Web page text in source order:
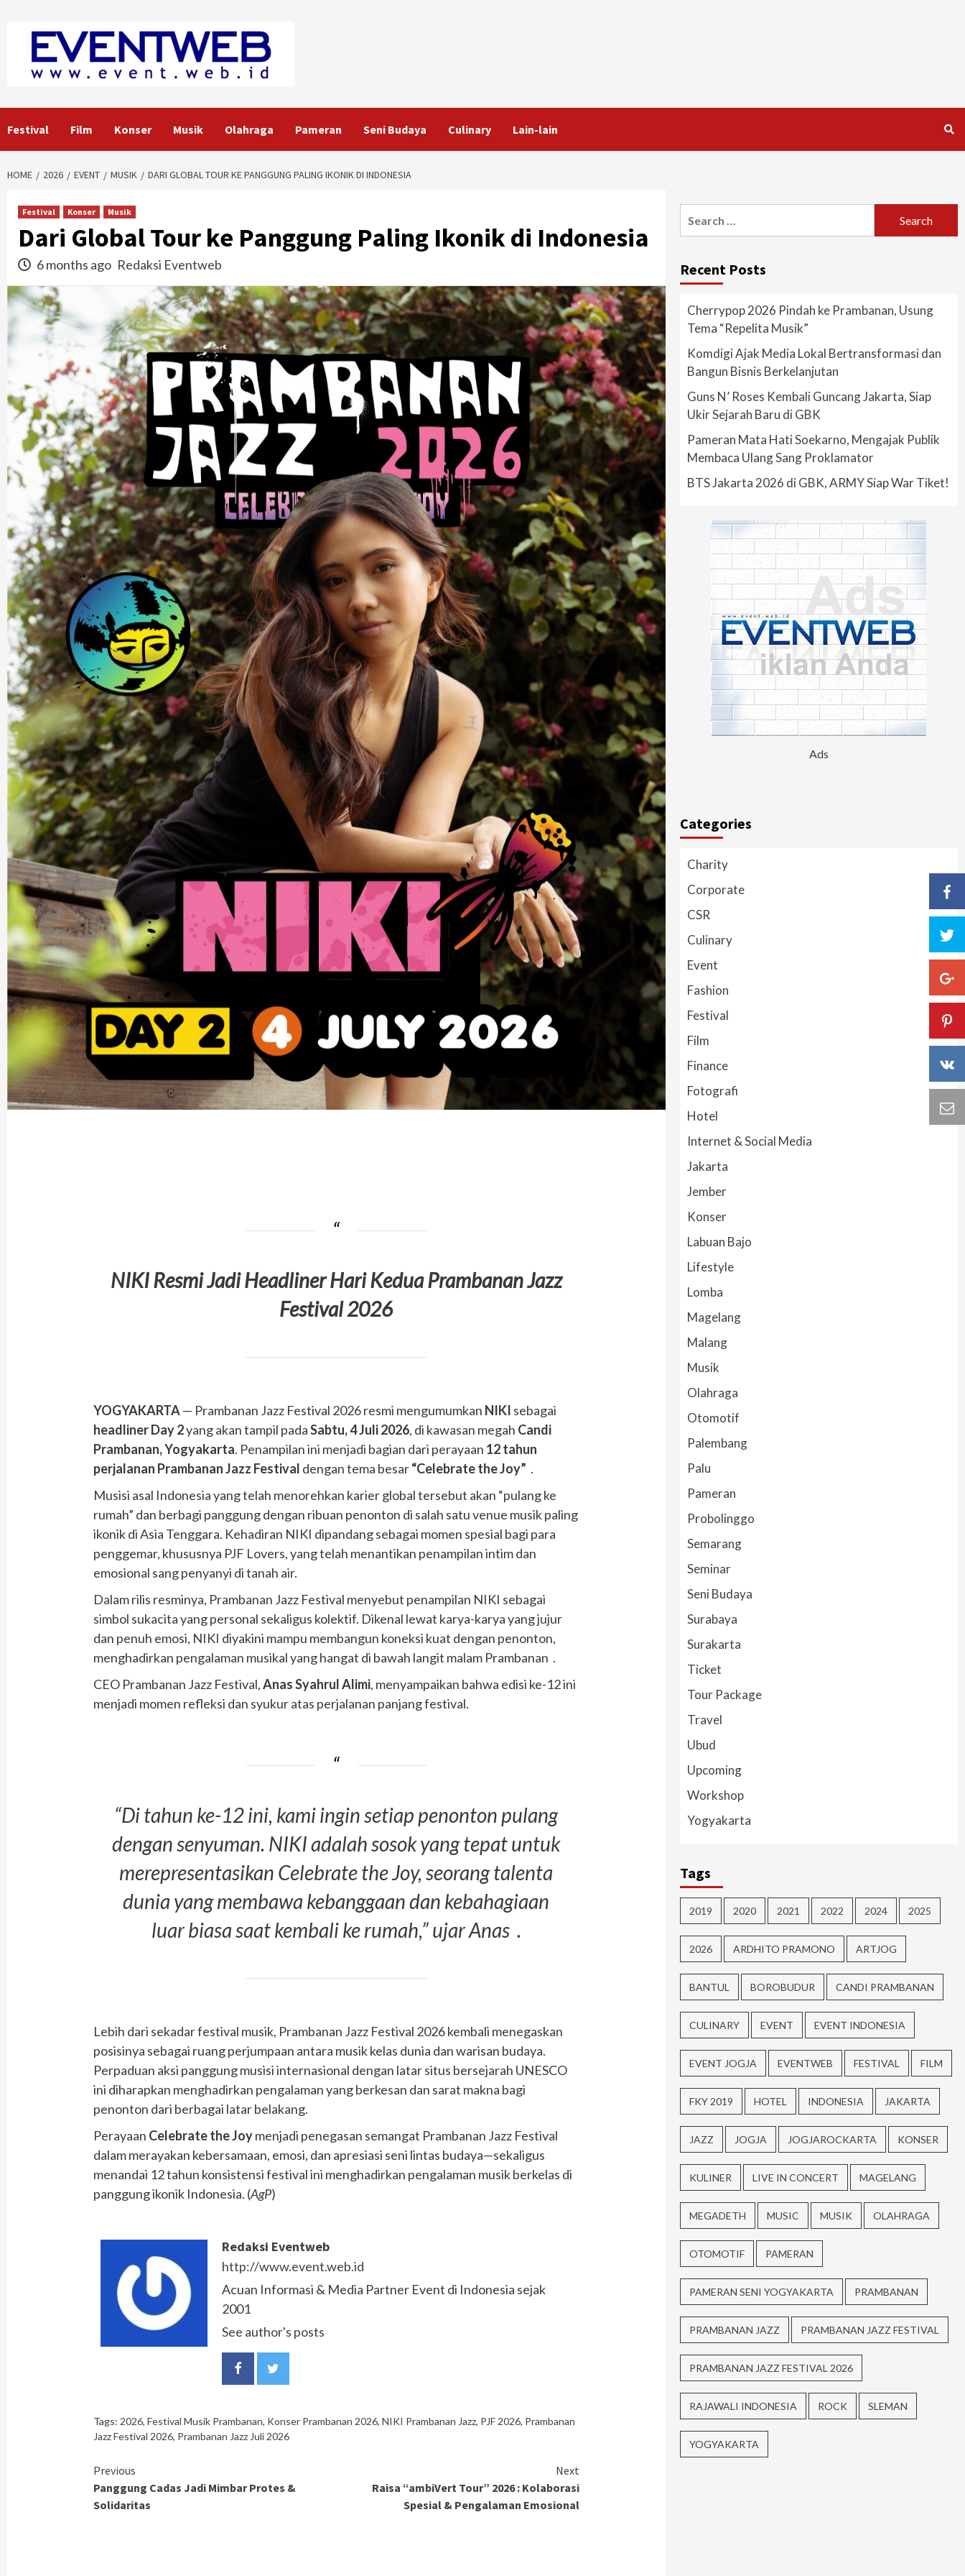
content
Festival Film Konser Musik Olahraga Pameran Seni Budaya Culinary Lain-lain
HOME 2026 EVENT MUSIK DARI GLOBAL TOUR KE PANGGUNG PALING IKONIK DI INDONESIA
Festival Konser Musik
Dari Global Tour ke Panggung Paling Ikonik di Indonesia
6 months ago Redaksi Eventweb
NIKI Resmi Jadi Headliner Hari Kedua Prambanan Jazz
Festival 2026
YOGYAKARTA— Prambanan Jazz Festival 2026 resmi mengumumkan NIKI sebagai
headliner Day 2yang akan tampil padaSabtu, 4 Juli 2026, di kawasan megah Candi
Prambanan, Yogyakarta. Penampilan ini menjadi bagian dari perayaan 12 tahun
perjalanan Prambanan Jazz Festival dengan tema besar“Celebrate the Joy” .
Musisi asal Indonesia yang telah menorehkan karier global tersebut akan “pulang ke
rumah” dan berbagi panggung dengan ribuan penonton di salah satu venue musik paling
ikonik di Asia Tenggara. Kehadiran NIKI dipandang sebagai momen spesial bagi para
penggemar, khususnya PJF Lovers, yang telah menantikan penampilan intim dan
emosional sang penyanyi di tanah air.
Dalam rilis resminya, Prambanan Jazz Festival menyebut penampilan NIKI sebagai
simbol sukacita yang personal sekaligus kolektif. Dikenal lewat karya-karya yang jujur
dan penuh emosi, NIKI diyakini mampu membangun koneksi kuat dengan penonton,
menghadirkan pengalaman musikal yang hangat di bawah langit malam Prambanan .
CEO Prambanan Jazz Festival,Anas Syahrul Alimi, menyampaikan bahwa edisi ke-12 ini
menjadi momen refleksi dan syukur atas perjalanan panjang festival.
“Di tahun ke-12 ini, kami ingin setiap penonton pulang
dengan senyuman. NIKI adalah sosok yang tepat untuk
merepresentasikan Celebrate the Joy, seorang talenta
dunia yang membawa kebanggaan dan kebahagiaan
luar biasa saat kembali ke rumah,” ujar Anas .
Lebih dari sekadar festival musik, Prambanan Jazz Festival 2026 kembali menegaskan
posisinya sebagai ruang perjumpaan antara musik kelas dunia dan warisan budaya.
Perpaduan aksi panggung musisi internasional dengan latar situs bersejarah UNESCO
ini diharapkan menghadirkan pengalaman yang berkesan dan sarat makna bagi
penonton dari berbagai latar belakang.
Perayaan Celebrate the Joymenjadi penegasan semangat Prambanan Jazz Festival
dalam merayakan kebersamaan, emosi, dan apresiasi seni lintas budaya—sekaligus
menandai 12 tahun konsistensi festival ini menghadirkan pengalaman musik berkelas di
panggung ikonik Indonesia. (AgP)
Redaksi Eventweb
http://www.event.web.id
Acuan Informasi & Media Partner Event di Indonesia sejak
2001
See author's posts
Tags: 2026,Festival Musik Prambanan, Konser Prambanan 2026,NIKI Prambanan Jazz, PJF 2026, Prambanan
Jazz Festival 2026, Prambanan Jazz Juli 2026
Continue
Reading
Previous
Panggung Cadas Jadi Mimbar Protes &
Solidaritas
Next
Raisa “ambiVert Tour” 2026 : Kolaborasi
Spesial & Pengalaman Emosional
for:
Recent Posts
Cherrypop 2026 Pindah ke Prambanan, Usung
Tema “Repelita Musik”
Komdigi Ajak Media Lokal Bertransformasi dan
Bangun Bisnis Berkelanjutan
Guns N’ Roses Kembali Guncang Jakarta, Siap
Ukir Sejarah Baru di GBK
Pameran Mata Hati Soekarno, Mengajak Publik
Membaca Ulang Sang Proklamator
BTS Jakarta 2026 di GBK, ARMY Siap War Tiket!
Ads
Categories
Charity
Corporate
CSR
Culinary
Event
Fashion
Festival
Film
Finance
Fotografi
Hotel
Internet & Social Media
Jakarta
Jember
Konser
Labuan Bajo
Lifestyle
Lomba
Magelang
Malang
Musik
Olahraga
Otomotif
Palembang
Palu
Pameran
Probolinggo
Semarang
Seminar
Seni Budaya
Surabaya
Surakarta
Ticket
Tour Package
Travel
Ubud
Upcoming
Workshop
Yogyakarta
Tags
2019 2020 2021 2022 2024 2025
2026 ARDHITO PRAMONO ARTJOG
BANTUL BOROBUDUR CANDI PRAMBANAN
CULINARY EVENT EVENT INDONESIA
EVENT JOGJA EVENTWEB FESTIVAL FILM
FKY 2019 HOTEL INDONESIA JAKARTA
JAZZ JOGJA JOGJAROCKARTA KONSER
KULINER LIVE IN CONCERT MAGELANG
MEGADETH MUSIC MUSIK OLAHRAGA
OTOMOTIF PAMERAN
PAMERAN SENI YOGYAKARTA PRAMBANAN
PRAMBANAN JAZZ PRAMBANAN JAZZ FESTIVAL
PRAMBANAN JAZZ FESTIVAL 2026
RAJAWALI INDONESIA ROCK SLEMAN
YOGYAKARTA